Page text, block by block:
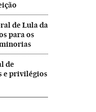
de Lula da
para os
de
e privilégios